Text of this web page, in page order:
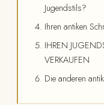
Jugendstils?
Ihren antiken
IHREN
VERKAUFEN
Die anderen